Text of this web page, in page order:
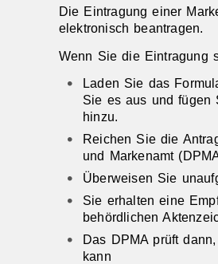
Die Eintragung einer
elektronisch beantragen.
Wenn Sie die Eintragung
Laden Sie das
Sie es aus und fügen
hinzu.
Reichen Sie die
und Markenamt
Überweisen Sie
Sie erhalten eine
behördlichen
Das DPMA prüft
kann